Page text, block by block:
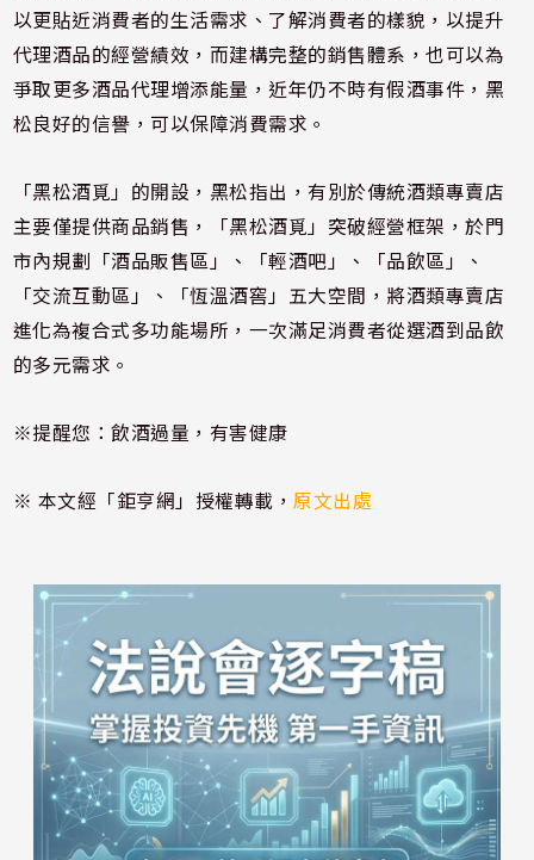
以更貼近消費者的生活需求、了解消費者的樣貌，以提升
代理酒品的經營績效，而建構完整的銷售體系，也可以為
爭取更多酒品代理增添能量，近年仍不時有假酒事件，黑
松良好的信譽，可以保障消費需求。
「黑松酒覓」的開設，黑松指出，有別於傳統酒類專賣店
主要僅提供商品銷售，「黑松酒覓」突破經營框架，於門
市內規劃「酒品販售區」、「輕酒吧」、「品飲區」、
「交流互動區」、「恆溫酒窖」五大空間，將酒類專賣店
進化為複合式多功能場所，一次滿足消費者從選酒到品飲
的多元需求。
※提醒您：飲酒過量，有害健康
※ 本文經「鉅亨網」授權轉載，原文出處